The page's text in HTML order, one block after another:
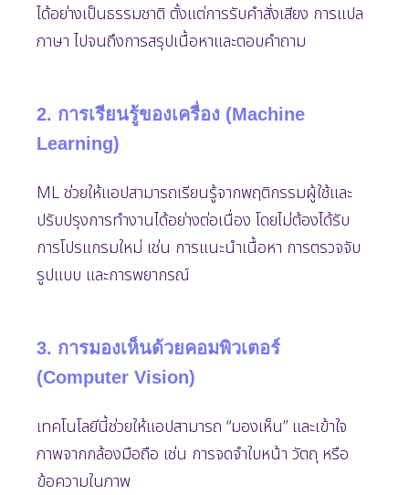
ได้อย่างเป็นธรรมชาติ ตั้งแต่การรับคำสั่งเสียง การแปล
ภาษา ไปจนถึงการสรุปเนื้อหาและตอบคำถาม
2. การเรียนรู้ของเครื่อง (Machine
Learning)
ML ช่วยให้แอปสามารถเรียนรู้จากพฤติกรรมผู้ใช้และ
ปรับปรุงการทำงานได้อย่างต่อเนื่อง โดยไม่ต้องได้รับ
การโปรแกรมใหม่ เช่น การแนะนำเนื้อหา การตรวจจับ
รูปแบบ และการพยากรณ์
3. การมองเห็นด้วยคอมพิวเตอร์
(Computer Vision)
เทคโนโลยีนี้ช่วยให้แอปสามารถ “มองเห็น” และเข้าใจ
ภาพจากกล้องมือถือ เช่น การจดจำใบหน้า วัตถุ หรือ
ข้อความในภาพ